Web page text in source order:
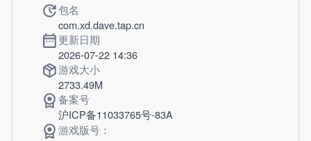
包名
com.xd.dave.tap.cn
更新日期
2026-07-22 14:36
游戏大小
2733.49M
备案号
沪ICP备11033765号-83A
游戏版号：